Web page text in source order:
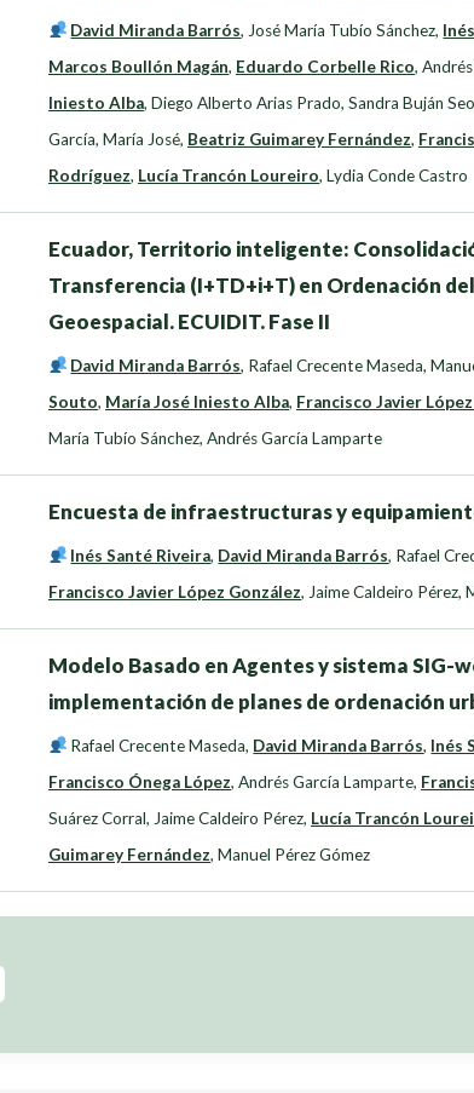
David Miranda Barrós, José María Tubío Sánchez,
Marcos Boullón Magán, Eduardo Corbelle Rico,
Iniesto Alba, Diego Alberto Arias Prado, Sandra Buján
García, María José, Beatriz Guimarey Fernández,
Rodríguez, Lucía Trancón Loureiro, Lydia Conde Castro
Ecuador, Territorio inteligente:
Transferencia (I+TD+i+T) en Ordenación
Geoespacial. ECUIDIT. Fase II
David Miranda Barrós, Rafael Crecente Maseda,
Souto, María José Iniesto Alba, Francisco Javier
María Tubío Sánchez, Andrés García Lamparte
Encuesta de infraestructuras y
Inés Santé Riveira, David Miranda Barrós, Rafael
Francisco Javier López González, Jaime Caldeiro Pérez,
Modelo Basado en Agentes y sistema SIG-
implementación de planes de ordenación
Rafael Crecente Maseda, David Miranda Barrós, Inés
Francisco Ónega López, Andrés García Lamparte,
Suárez Corral, Jaime Caldeiro Pérez, Lucía Trancón
Guimarey Fernández, Manuel Pérez Gómez